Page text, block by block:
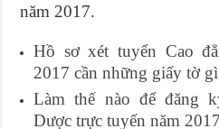
năm 2017.
Hồ sơ xét tuyển Cao
2017 cần những giấy tờ
Làm thế nào để đăng
Dược trực tuyến năm